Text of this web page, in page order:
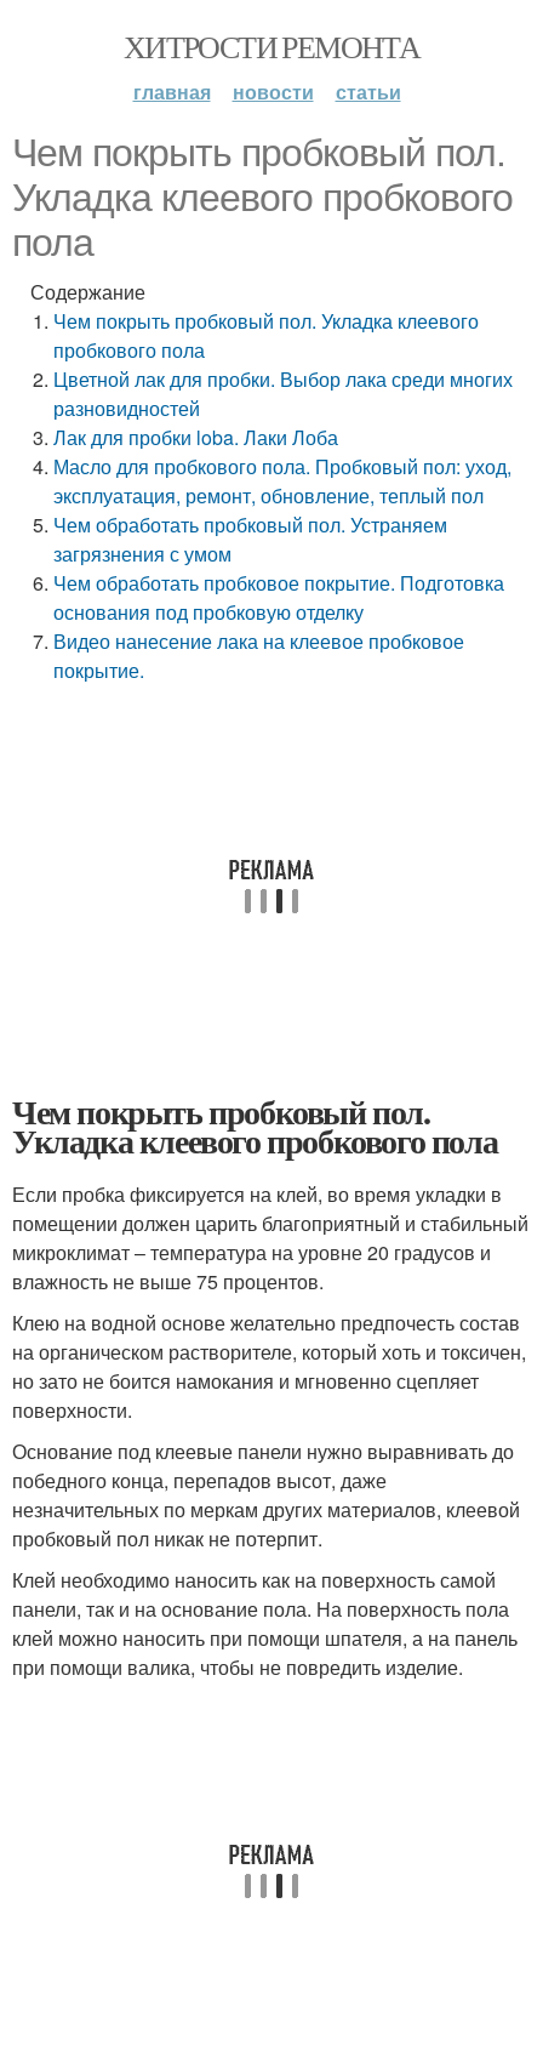
ХИТРОСТИ РЕМОНТА
главная новости статьи
Чем покрыть пробковый пол.
Укладка клеевого пробкового
пола
Содержание
Чем покрыть пробковый пол. Укладка клеевого
пробкового пола
Цветной лак для пробки. Выбор лака среди многих
разновидностей
Лак для пробки loba. Лаки Лоба
Масло для пробкового пола. Пробковый пол: уход,
эксплуатация, ремонт, обновление, теплый пол
Чем обработать пробковый пол. Устраняем
загрязнения с умом
Чем обработать пробковое покрытие. Подготовка
основания под пробковую отделку
Видео нанесение лака на клеевое пробковое
покрытие.
Чем покрыть пробковый пол.
Укладка клеевого пробкового пола
Если пробка фиксируется на клей, во время укладки в
помещении должен царить благоприятный и стабильный
микроклимат – температура на уровне 20 градусов и
влажность не выше 75 процентов.
Клею на водной основе желательно предпочесть состав
на органическом растворителе, который хоть и токсичен,
но зато не боится намокания и мгновенно сцепляет
поверхности.
Основание под клеевые панели нужно выравнивать до
победного конца, перепадов высот, даже
незначительных по меркам других материалов, клеевой
пробковый пол никак не потерпит.
Клей необходимо наносить как на поверхность самой
панели, так и на основание пола. На поверхность пола
клей можно наносить при помощи шпателя, а на панель
при помощи валика, чтобы не повредить изделие.